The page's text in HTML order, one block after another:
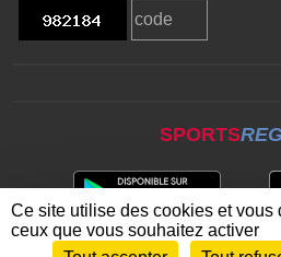
SPORTS
Ce site utilise des cookies et vous
ceux que vous souhaitez activer